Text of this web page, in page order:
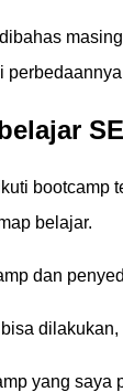
bootcamp
belajar.
dan
yang saya